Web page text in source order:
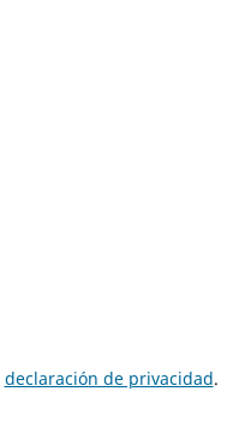
declaración de privacidad.